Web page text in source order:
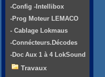
-Config -Intellibox
-Prog Moteur LEMACO
- Cablage Lokmaus
-Connécteurs.Décodes
-Doc Aux 1 à 4 LokSound
Travaux